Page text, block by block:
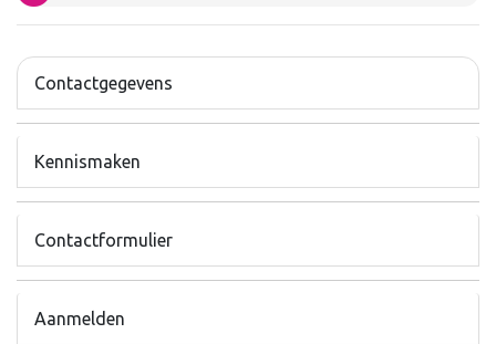
Contactgegevens
Kennismaken
Contactformulier
Aanmelden